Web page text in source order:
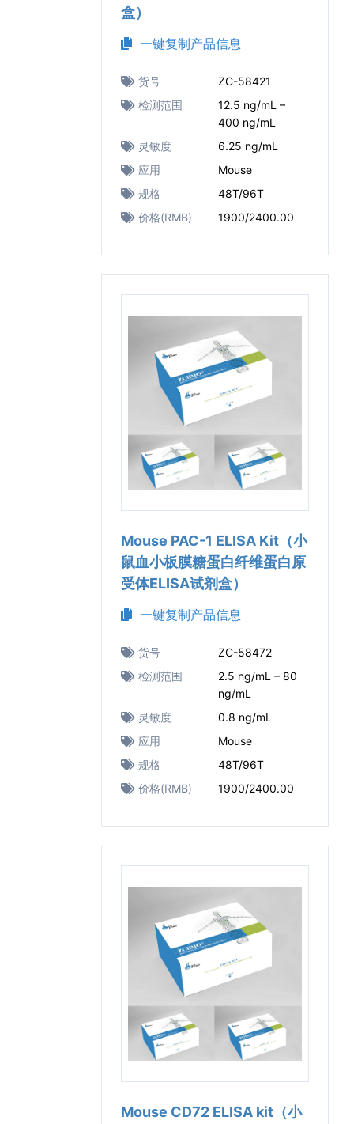
盒）
一键复制产品信息
货号
ZC-58421
检测范围
12.5 ng/mL –
400 ng/mL
灵敏度
6.25 ng/mL
应用
Mouse
规格
48T/96T
价格(RMB)
1900/2400.00
Mouse PAC-1 ELISA Kit（小
鼠血小板膜糖蛋白纤维蛋白原
受体ELISA试剂盒）
一键复制产品信息
货号
ZC-58472
检测范围
2.5 ng/mL – 80
ng/mL
灵敏度
0.8 ng/mL
应用
Mouse
规格
48T/96T
价格(RMB)
1900/2400.00
Mouse CD72 ELISA kit（小